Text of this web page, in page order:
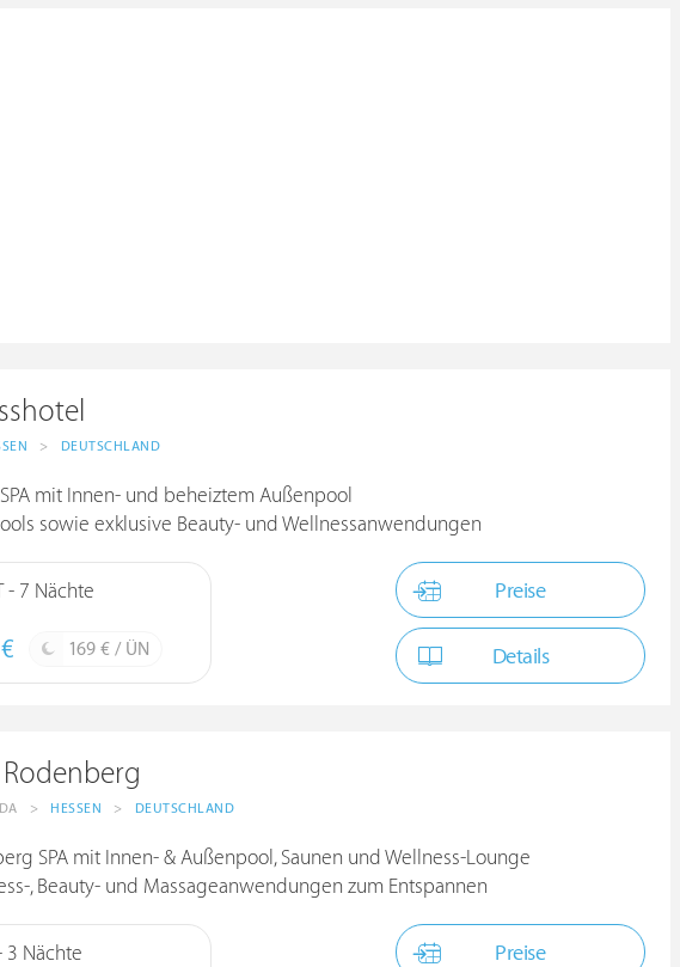
> DEUTSCHLAND
mit Innen- und beheiztem Außenpool
sowie exklusive Beauty- und Wellnessanwendungen
- 7 Nächte
169 € / ÜN
Preise
Details
> HESSEN > DEUTSCHLAND
SPA mit Innen- & Außenpool, Saunen und Wellness-Lounge
, Beauty- und Massageanwendungen zum Entspannen
3 Nächte Preise